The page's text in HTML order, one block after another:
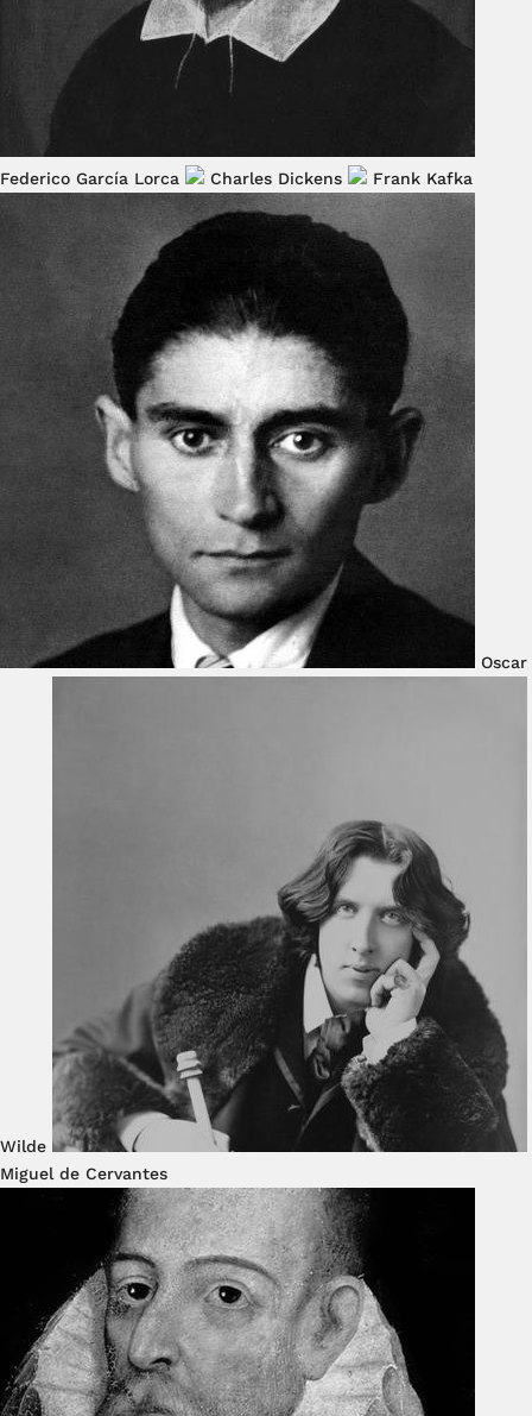
Federico García Lorca Charles Dickens Frank Kafka
Oscar
Wilde
Miguel de Cervantes